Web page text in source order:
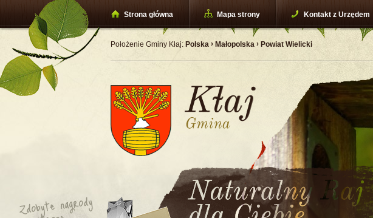
Położenie Gminy Kłaj: Polska › Małopolska › Powiat Wielicki
Strona główna Mapa strony Kontakt z Urzędem